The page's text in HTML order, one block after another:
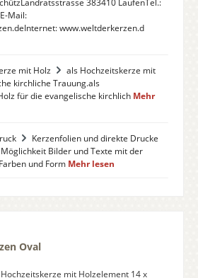
Mail:
www.weltderkerzen.d
mit Holz
als Hochzeitskerze mit
kirchliche Trauung.als
für die evangelische kirchlich Mehr
Kerzenfolien und direkte Drucke
Bilder und Texte mit der
und Form Mehr lesen
Oval